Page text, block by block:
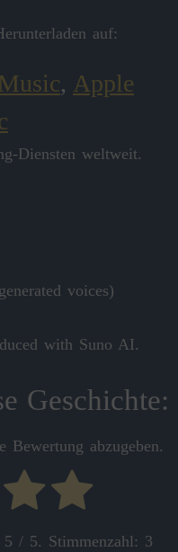
auf:
, Apple
Diensten weltweit.
voices)
with Suno AI.
Geschichte:
abzugeben.
5 / 5. Stimmenzahl: 3